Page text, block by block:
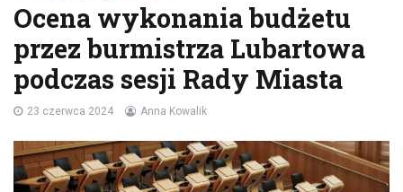
Ocena wykonania budżetu
przez burmistrza Lubartowa
podczas sesji Rady Miasta
23 czerwca 2024 Anna Kowalik